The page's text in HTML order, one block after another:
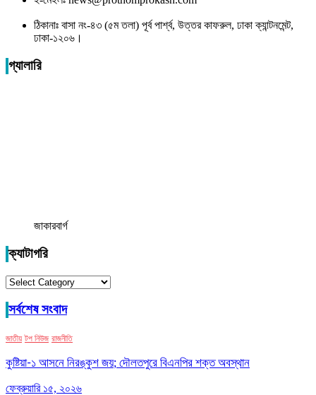
ঠিকানাঃ বাসা নং-৪৩ (৫ম তলা) পূর্ব পার্শ্ব, উত্তর কাফরুল, ঢাকা ক্যান্টনমেন্ট,
ঢাকা-১২০৬।
গ্যালারি
জাকারবার্গ
ক্যাটাগরি
ক্যাটাগরি
সর্বশেষ সংবাদ
জাতীয় টপ নিউজ রাজনীতি
কুষ্টিয়া-১ আসনে নিরঙ্কুশ জয়; দৌলতপুরে বিএনপির শক্ত অবস্থান
ফেব্রুয়ারি ১৫, ২০২৬